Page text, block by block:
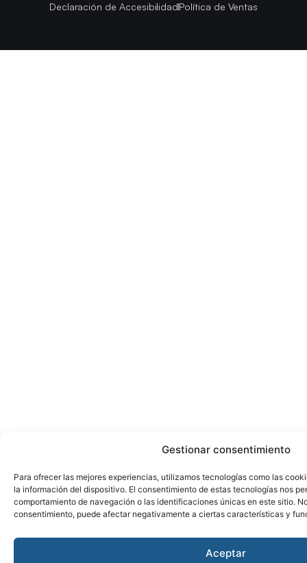
Gestionar consentimiento
Para ofrecer las mejores experiencias, utilizamos tecnologías como las
la información del dispositivo. El consentimiento de estas tecnologías nos
comportamiento de navegación o las identificaciones únicas en este sitio.
consentimiento, puede afectar negativamente a ciertas características y
Aceptar
Declaración de AccesibilidadPolítica de Ventas